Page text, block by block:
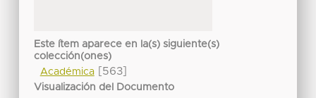
Este ítem aparece en la(s) siguiente(s)
colección(ones)
Académica[563]
Visualización del Documento